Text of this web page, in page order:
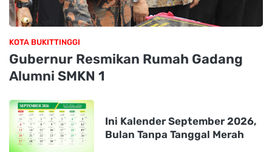
KOTA BUKITTINGGI
Gubernur Resmikan Rumah Gadang
Alumni SMKN 1
Ini Kalender September 2026,
Bulan Tanpa Tanggal Merah